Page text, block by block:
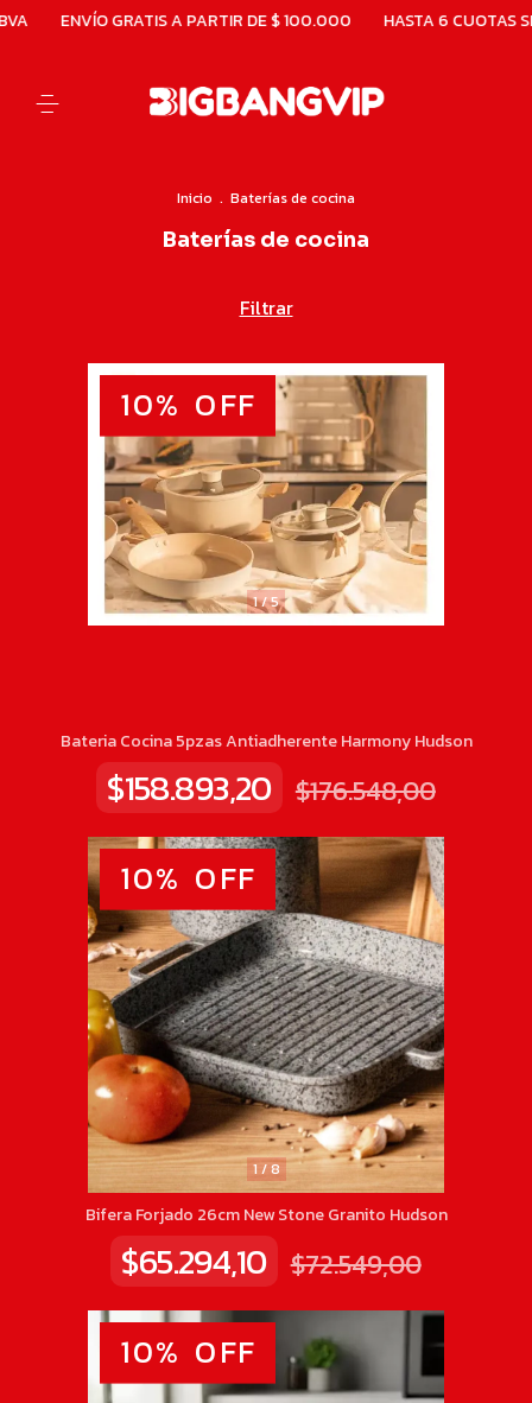
GRATIS A PARTIR DE $ 100.000 HASTA 6 CUOTAS SIN INTERÉS
Inicio . Baterías de cocina
Baterías de cocina
Filtrar
1/5
10% OFF
Bateria Cocina 5pzas Antiadherente Harmony Hudson
$158.893,20 $176.548,00
1 /8
10% OFF
Bifera Forjado 26cm New Stone Granito Hudson
$65.294,10 $72.549,00
10% OFF